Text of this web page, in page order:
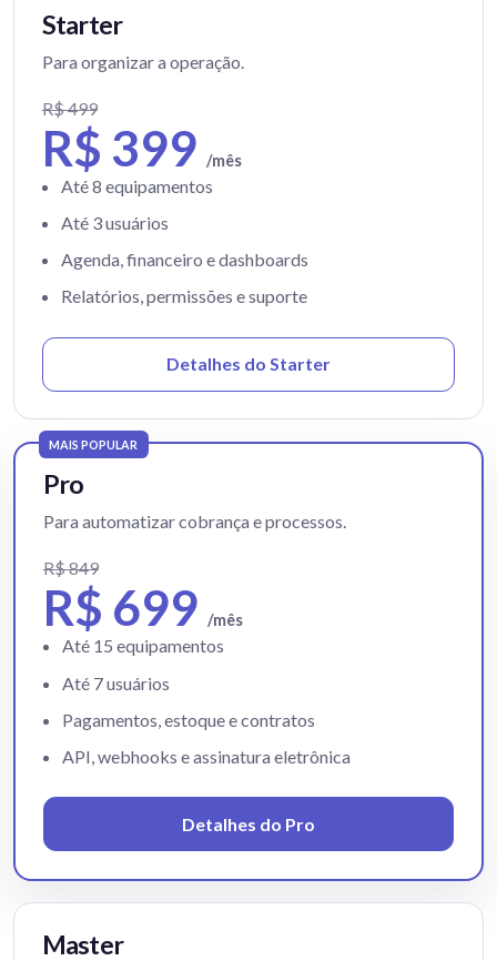
Starter
Para organizar a operação.
R$ 499
R$ 399 /mês
Até 8 equipamentos
Até 3 usuários
Agenda, financeiro e dashboards
Relatórios, permissões e suporte
Detalhes do Starter
MAIS POPULAR
Pro
Para automatizar cobrança e processos.
R$ 849
R$ 699 /mês
Até 15 equipamentos
Até 7 usuários
Pagamentos, estoque e contratos
API, webhooks e assinatura eletrônica
Detalhes do Pro
Master